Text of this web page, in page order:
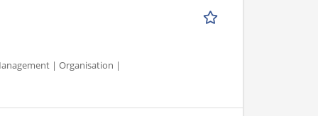
| Organisation |